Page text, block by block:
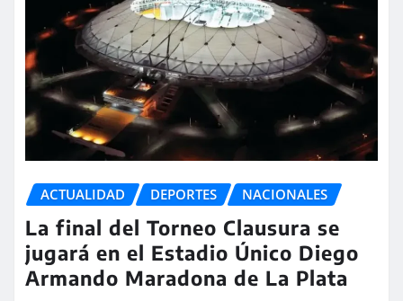
ACTUALIDAD DEPORTES NACIONALES
La final del Torneo Clausura se
jugará en el Estadio Único Diego
Armando Maradona de La Plata